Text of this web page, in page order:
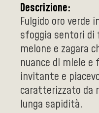
Descrizione:
Fulgido oro verde
sfoggia sentori
melone e zagara
nuance di miele
invitante e
caratterizzato da
lunga sapidità.